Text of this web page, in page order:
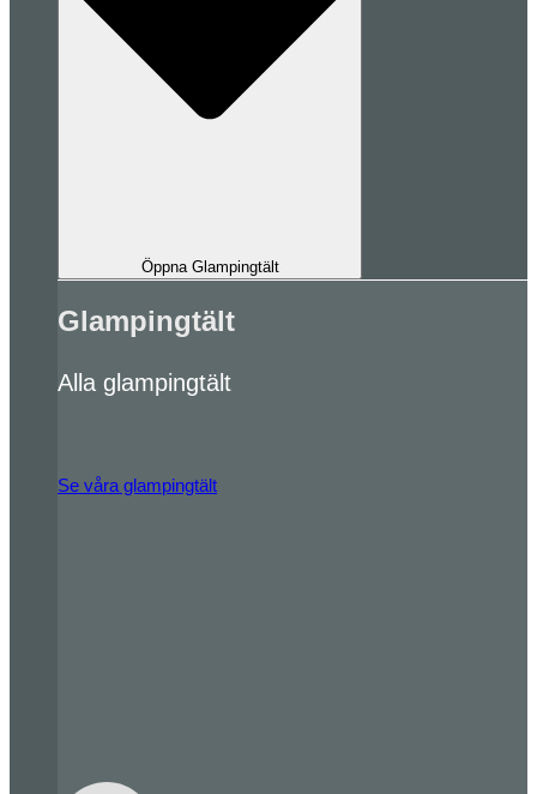
Öppna Glampingtält
Glampingtält
Alla glampingtält
Se våra glampingtält